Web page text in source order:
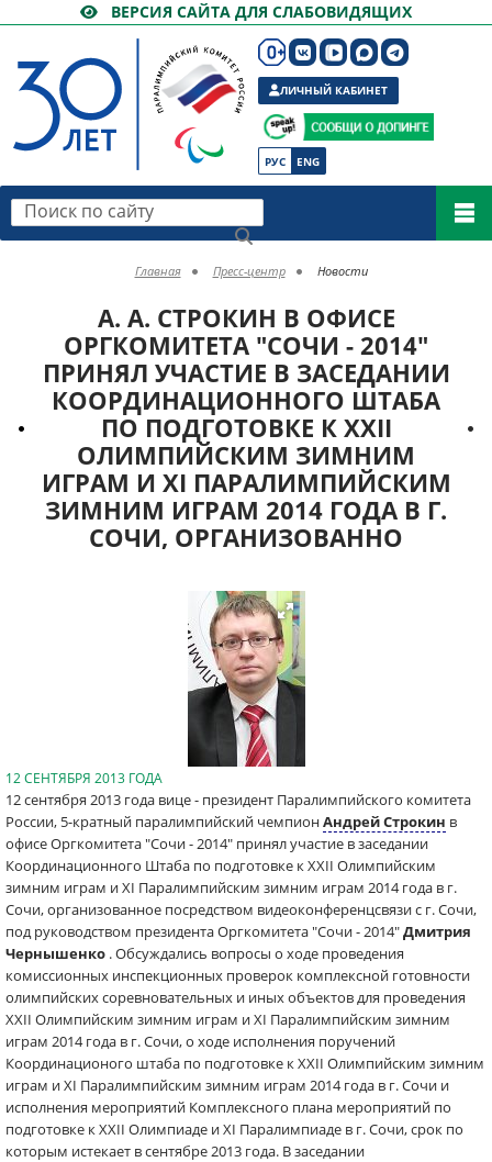
ВЕРСИЯ САЙТА ДЛЯ СЛАБОВИДЯЩИХ
РУС ENG
ЛИЧНЫЙ КАБИНЕТ
Поиск по сайту
Главная Пресс-центр Новости
А. А. СТРОКИН В ОФИСЕ
ОРГКОМИТЕТА "СОЧИ - 2014"
ПРИНЯЛ УЧАСТИЕ В ЗАСЕДАНИИ
КООРДИНАЦИОННОГО ШТАБА
ПО ПОДГОТОВКЕ К XXII
ОЛИМПИЙСКИМ ЗИМНИМ
ИГРАМ И XI ПАРАЛИМПИЙСКИМ
ЗИМНИМ ИГРАМ 2014 ГОДА В Г.
СОЧИ, ОРГАНИЗОВАННО
12 СЕНТЯБРЯ 2013 ГОДА
12 сентября 2013 года вице - президент Паралимпийского комитета
России, 5-кратный паралимпийский чемпионАндрей Строкин в
офисе Оргкомитета "Сочи - 2014" принял участие в заседании
Координационного Штаба по подготовке к XXII Олимпийским
зимним играм и XI Паралимпийским зимним играм 2014 года в г.
Сочи, организованное посредством видеоконференцсвязи с г. Сочи,
под руководством президента Оргкомитета "Сочи - 2014"Дмитрия
Чернышенко . Обсуждались вопросы о ходе проведения
комиссионных инспекционных проверок комплексной готовности
олимпийских соревновательных и иных объектов для проведения
XXII Олимпийским зимним играм и XI Паралимпийским зимним
играм 2014 года в г. Сочи, о ходе исполнения поручений
Координационого штаба по подготовке к XXII Олимпийским зимним
играм и XI Паралимпийским зимним играм 2014 года в г. Сочи и
исполнения мероприятий Комплексного плана мероприятий по
подготовке к XXII Олимпиаде и XI Паралимпиаде в г. Сочи, срок по
которым истекает в сентябре 2013 года. В заседании